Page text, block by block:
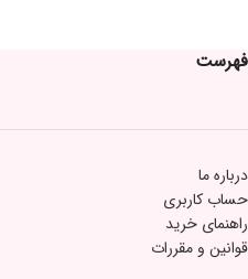
فهرست
درباره ما
حساب کاربری
راهنمای خرید
قوانین و مقررات